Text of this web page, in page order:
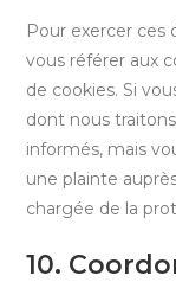
Pour exercer ces
vous référer aux
de cookies. Si
dont nous
informés, mais
une plainte
chargée de la
10.